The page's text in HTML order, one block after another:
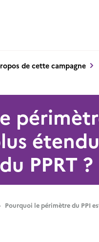
de cette campagne
PPRT ?
Pourquoi le périmètre du PPI